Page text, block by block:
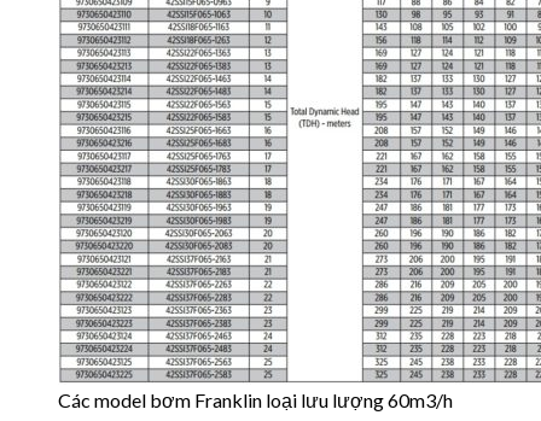
Các model bơm Franklin loại lưu lượng 60m3/h